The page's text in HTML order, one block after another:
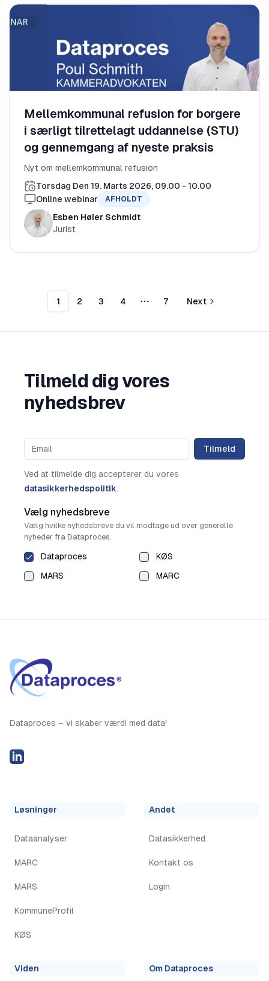
Mellemkommunal refusion for borgere
i særligt tilrettelagt uddannelse (STU)
og gennemgang af nyeste praksis
Nyt om mellemkommunal refusion
Torsdag Den 19. Marts 2026, 09.00 - 10.00
Online webinar
AFHOLDT
Esben Høier Schmidt
Jurist
1 2 3 4
More pages
7 Next
Tilmeld dig vores
nyhedsbrev
Tilmeld
Ved at tilmelde dig accepterer du vores
datasikkerhedspolitik.
Vælg nyhedsbreve
Vælg hvilke nyhedsbreve du vil modtage ud over generelle
nyheder fra Dataproces.
Dataproces
KØS
MARS
MARC
Dataproces – vi skaber værdi med data!
LinkedIN
Løsninger
Dataanalyser
MARC
MARS
KommuneProfil
KØS
Andet
Datasikkerhed
Kontakt os
Login
Viden Om Dataproces